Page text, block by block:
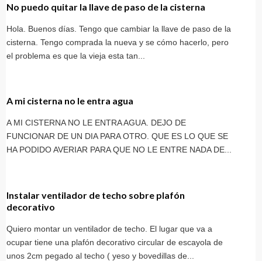
No puedo quitar la llave de paso de la cisterna
Hola. Buenos días. Tengo que cambiar la llave de paso de la
cisterna. Tengo comprada la nueva y se cómo hacerlo, pero
el problema es que la vieja esta tan...
A mi cisterna no le entra agua
A MI CISTERNA NO LE ENTRA AGUA. DEJO DE
FUNCIONAR DE UN DIA PARA OTRO. QUE ES LO QUE SE
HA PODIDO AVERIAR PARA QUE NO LE ENTRE NADA DE...
Instalar ventilador de techo sobre plafón
decorativo
Quiero montar un ventilador de techo. El lugar que va a
ocupar tiene una plafón decorativo circular de escayola de
unos 2cm pegado al techo ( yeso y bovedillas de...